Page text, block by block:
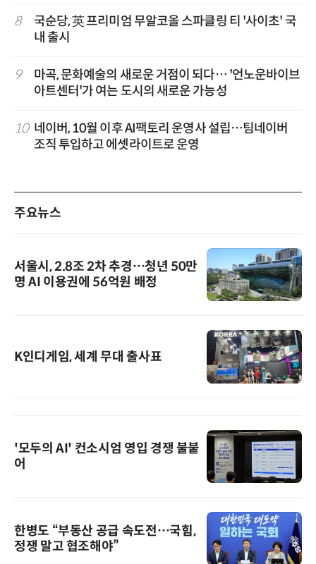
8
국순당, 英 프리미엄 무알코올 스파클링 티 '사이초' 국
내 출시
9
마곡, 문화예술의 새로운 거점이 되다… '언노운바이브
아트센터'가 여는 도시의 새로운 가능성
10 네이버, 10월 이후 AI팩토리 운영사 설립…팀네이버
조직 투입하고 에셋라이트로 운영
주요뉴스
서울시, 2.8조 2차 추경…청년 50만
명 AI 이용권에 56억원 배정
K인디게임, 세계 무대 출사표
'모두의 AI' 컨소시엄 영입 경쟁 불붙
어
한병도 “부동산 공급 속도전…국힘,
정쟁 말고 협조해야”